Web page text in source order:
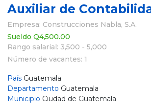
Auxiliar de
Empresa: Construcciones Nabla, S.A.
Sueldo Q4,500.00
Rango salarial: 3,500 - 5,000
Número de vacantes: 1
País Guatemala
Departamento Guatemala
Municipio Ciudad de Guatemala